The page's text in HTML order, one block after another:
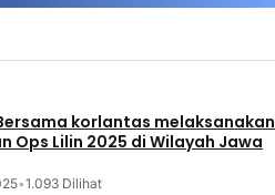
korlantas melaksanakan
Ops Lilin 2025 di Wilayah Jawa
•1.093 Dilihat